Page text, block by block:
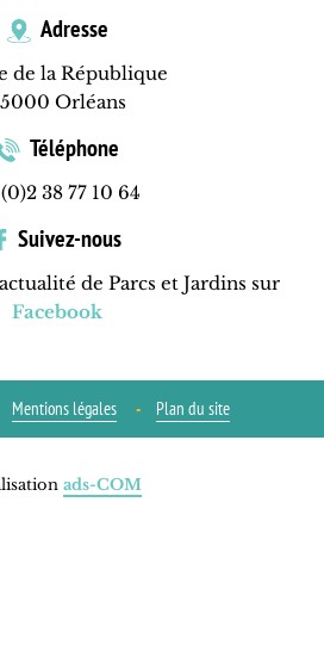
Adresse
de la République
Orléans
Téléphone
38 77 10 64
Suivez-nous
de Parcs et Jardins sur
Facebook
Mentions légales Plan du site
ads-COM